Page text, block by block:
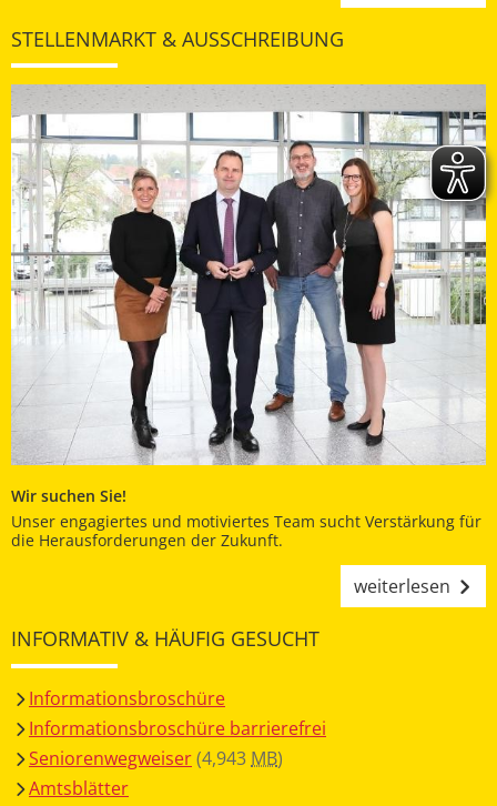
STELLENMARKT & AUSSCHREIBUNG
Wir suchen Sie!
Unser engagiertes und motiviertes Team sucht Verstärkung für
die Herausforderungen der Zukunft.
weiterlesen
INFORMATIV & HÄUFIG GESUCHT
Informationsbroschüre
Informationsbroschüre barrierefrei
Seniorenwegweiser(4,943 MB)
Amtsblätter